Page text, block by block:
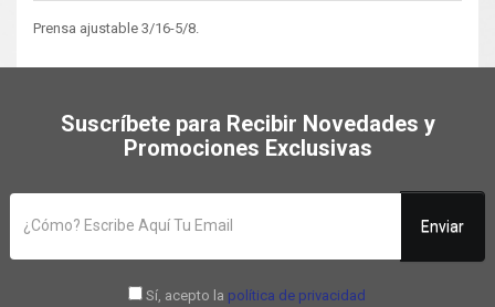
Prensa ajustable 3/16-5/8.
Suscríbete para Recibir Novedades y
Promociones Exclusivas
Enviar
Sí, acepto la política de privacidad